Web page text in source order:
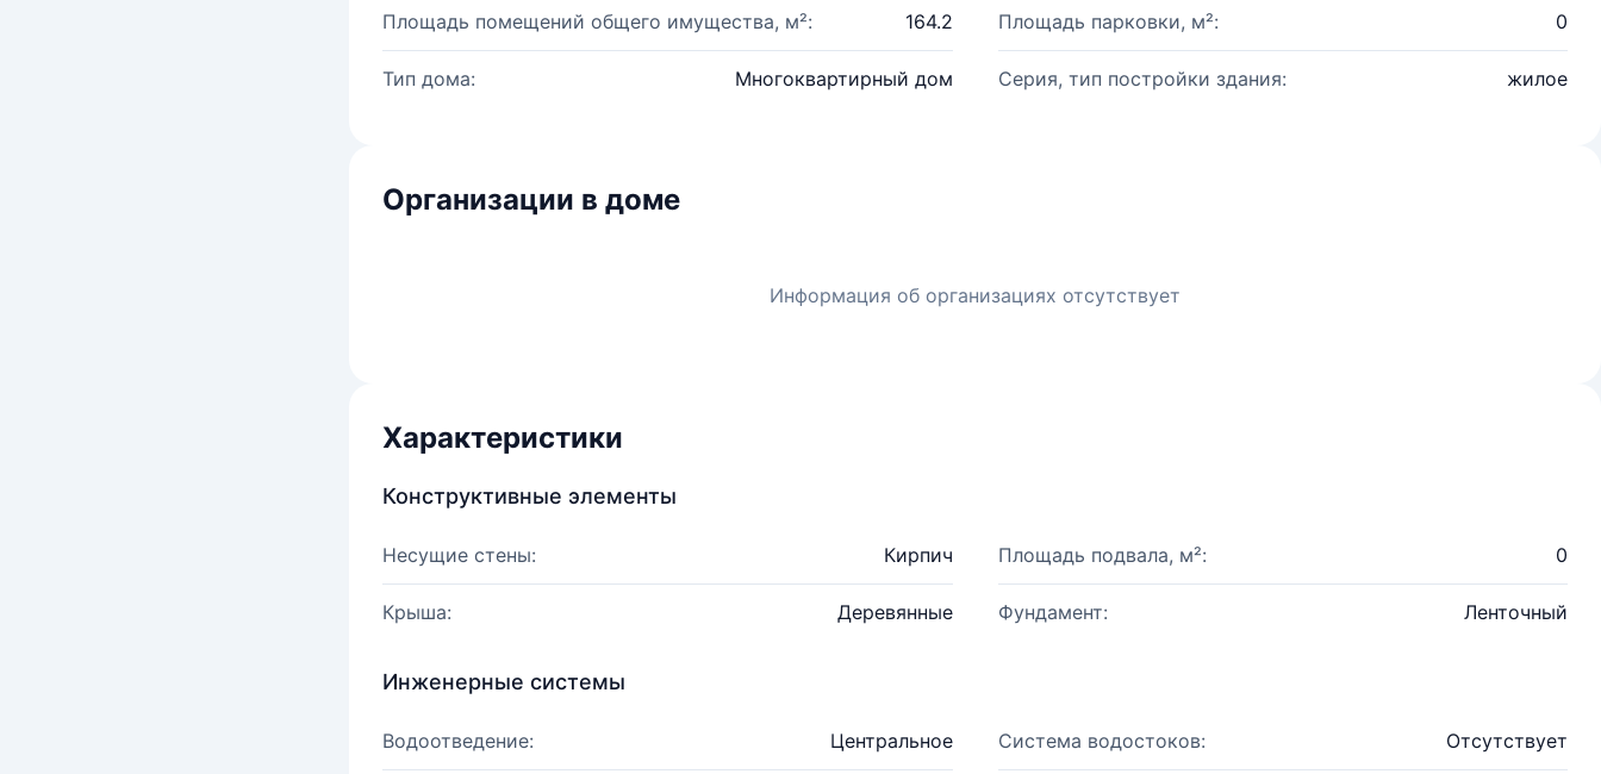
Площадь помещений общего имущества, м²: 164.2 Площадь парковки, м²: 0
Тип дома: Многоквартирный дом Серия, тип постройки здания: жилое
Организации в доме
Информация об организациях отсутствует
Характеристики
Конструктивные элементы
Несущие стены: Кирпич Площадь подвала, м²: 0
Крыша: Деревянные Фундамент: Ленточный
Инженерные системы
Водоотведение: Центральное Система водостоков: Отсутствует